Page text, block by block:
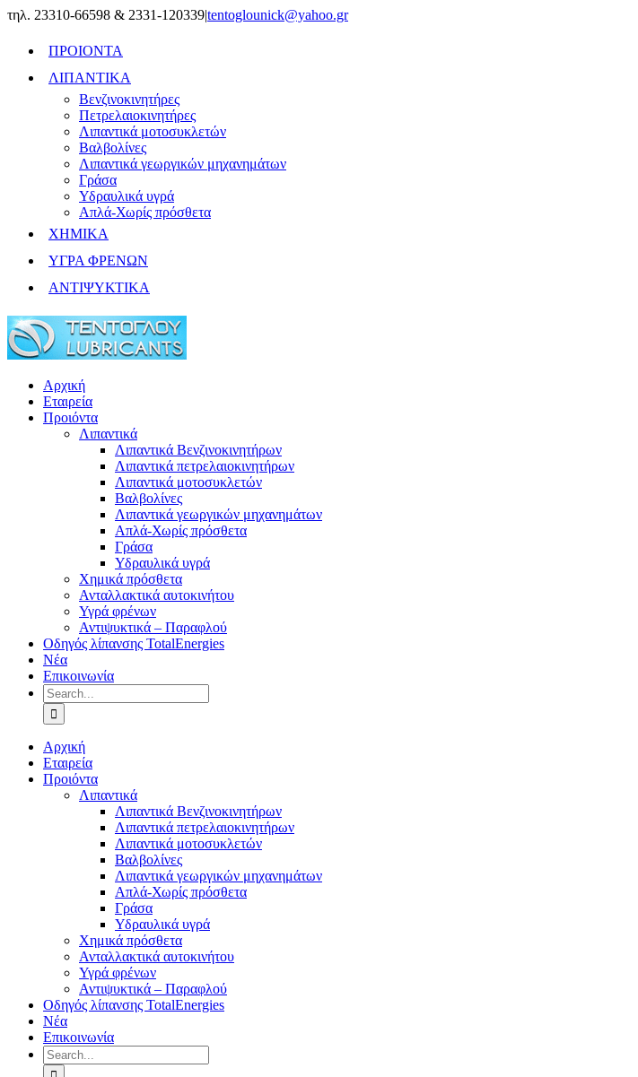
Skip
content
τηλ. 23310-66598 & 2331-120339|tentoglounick@yahoo.gr
ΠΡΟΙΟΝΤΑ
ΛΙΠΑΝΤΙΚΑ
Βενζινοκινητήρες
Πετρελαιοκινητήρες
Λιπαντικά μοτοσυκλετών
Βαλβολίνες
Λιπαντικά γεωργικών μηχανημάτων
Γράσα
Υδραυλικά υγρά
Απλά-Χωρίς πρόσθετα
ΧΗΜΙΚΑ
ΥΓΡΑ ΦΡΕΝΩΝ
ΑΝΤΙΨΥΚΤΙΚΑ
Αρχική
Εταιρεία
Προιόντα
Λιπαντικά
Λιπαντικά Βενζινοκινητήρων
Λιπαντικά πετρελαιοκινητήρων
Λιπαντικά μοτοσυκλετών
Βαλβολίνες
Λιπαντικά γεωργικών μηχανημάτων
Απλά-Χωρίς πρόσθετα
Γράσα
Υδραυλικά υγρά
Χημικά πρόσθετα
Ανταλλακτικά αυτοκινήτου
Υγρά φρένων
Αντιψυκτικά – Παραφλού
Οδηγός λίπανσης TotalEnergies
Νέα
Επικοινωνία
Search
for:
Αρχική
Εταιρεία
Προιόντα
Λιπαντικά
Λιπαντικά Βενζινοκινητήρων
Λιπαντικά πετρελαιοκινητήρων
Λιπαντικά μοτοσυκλετών
Βαλβολίνες
Λιπαντικά γεωργικών μηχανημάτων
Απλά-Χωρίς πρόσθετα
Γράσα
Υδραυλικά υγρά
Χημικά πρόσθετα
Ανταλλακτικά αυτοκινήτου
Υγρά φρένων
Αντιψυκτικά – Παραφλού
Οδηγός λίπανσης TotalEnergies
Νέα
Επικοινωνία
Search
for: